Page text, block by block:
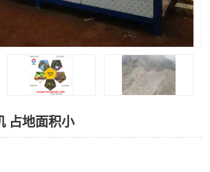
占地面积小